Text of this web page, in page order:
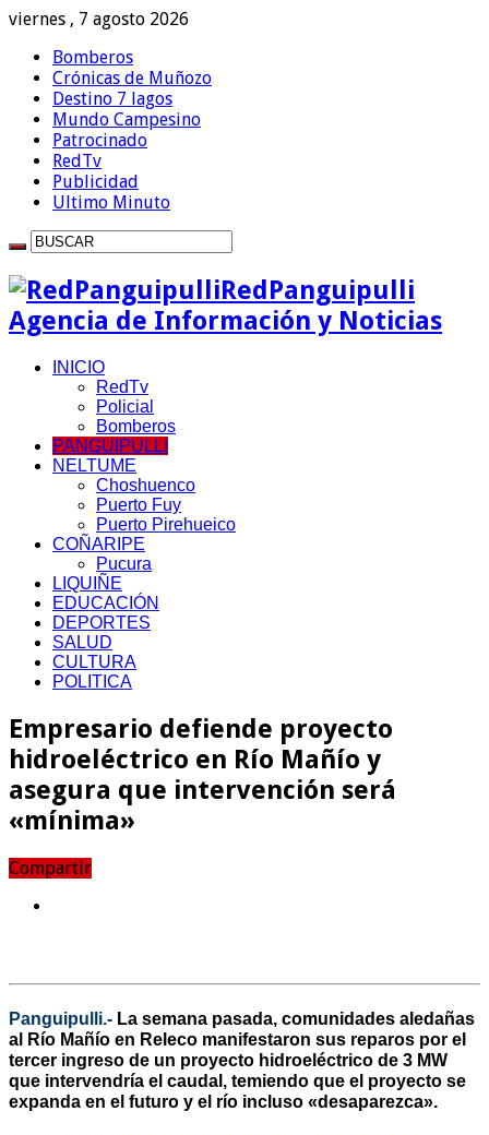
viernes , 7 agosto 2026
Bomberos
Crónicas de Muñozo
Destino 7 lagos
Mundo Campesino
Patrocinado
RedTv
Publicidad
Ultimo Minuto
RedPanguipulli
Agencia de Información y Noticias
INICIO
RedTv
Policial
Bomberos
PANGUIPULLI
NELTUME
Choshuenco
Puerto Fuy
Puerto Pirehueico
COÑARIPE
Pucura
LIQUIÑE
EDUCACIÓN
DEPORTES
SALUD
CULTURA
POLITICA
Empresario defiende proyecto
hidroeléctrico en Río Mañío y
asegura que intervención será
«mínima»
Compartir
Panguipulli.- La semana pasada, comunidades aledañas
al Río Mañío en Releco manifestaron sus reparos por el
tercer ingreso de un proyecto hidroeléctrico de 3 MW
que intervendría el caudal, temiendo que el proyecto se
expanda en el futuro y el río incluso «desaparezca».